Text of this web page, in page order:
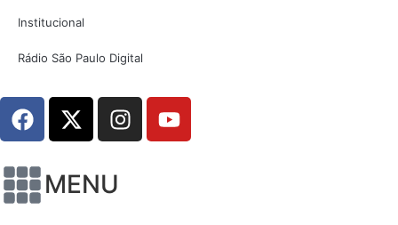
Institucional
Rádio São Paulo Digital
MENU